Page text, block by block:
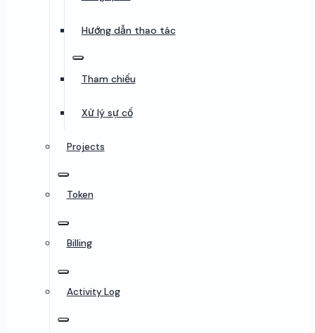
Hướng dẫn thao tác
Tham chiếu
Xử lý sự cố
Projects
Token
Billing
Activity Log